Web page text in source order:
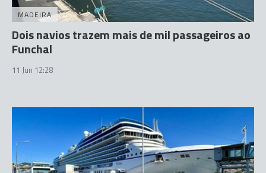
MADEIRA
Dois navios trazem mais de mil passageiros ao
Funchal
11 Jun 12:28